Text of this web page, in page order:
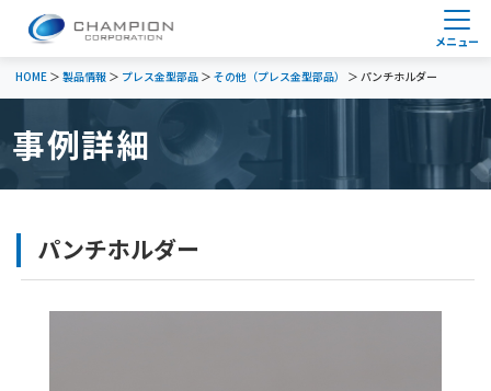
HOME ＞製品情報 ＞ プレス金型部品 ＞その他（プレス金型部品） ＞ パンチホルダー
事例詳細
パンチホルダー